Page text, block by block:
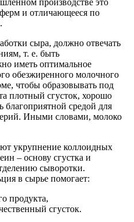
производстве это
и отличающееся по
сыра, должно отвечать
т. е. быть
иметь оптимальное
обезжиренного молочного
чтобы образовывать под
плотный сгусток, хорошо
средой для
Иными словами, молоко
укрупнение коллоидных
– основу сгустка и
сыворотки.
в сырье помогает:
продукта,
сгусток.